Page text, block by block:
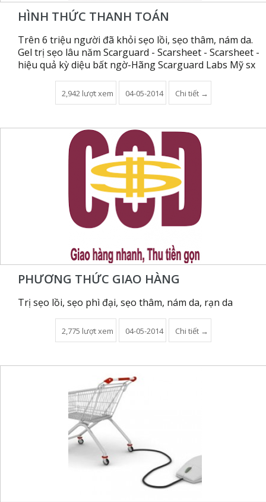
HÌNH THỨC THANH TOÁN
Trên 6 triệu người đã khỏi sẹo lồi, sẹo thâm, nám da.
Gel trị sẹo lâu năm Scarguard - Scarsheet - Scarsheet -
hiệu quả kỳ diệu bất ngờ-Hãng Scarguard Labs Mỹ sx
2,942 lượt xem 04-05-2014 Chi tiết →
PHƯƠNG THỨC GIAO HÀNG
Trị sẹo lồi, sẹo phì đại, sẹo thâm, nám da, rạn da
2,775 lượt xem 04-05-2014 Chi tiết →